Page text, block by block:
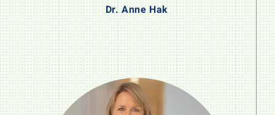
Dr. Anne Hak